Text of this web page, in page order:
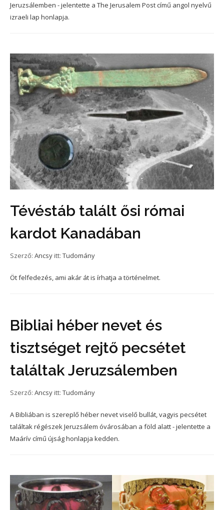
Jeruzsálemben - jelentette a The Jerusalem Post című angol nyelvű
izraeli lap honlapja.
Tévéstáb talált ősi római
kardot Kanadában
Szerző: Ancsy itt: Tudomány
Öt felfedezés, ami akár át is írhatja a történelmet.
Bibliai héber nevet és
tisztséget rejtő pecsétet
találtak Jeruzsálemben
Szerző: Ancsy itt: Tudomány
A Bibliában is szereplő héber nevet viselő bullát, vagyis pecsétet
találtak régészek Jeruzsálem óvárosában a föld alatt - jelentette a
Maárív című újság honlapja kedden.